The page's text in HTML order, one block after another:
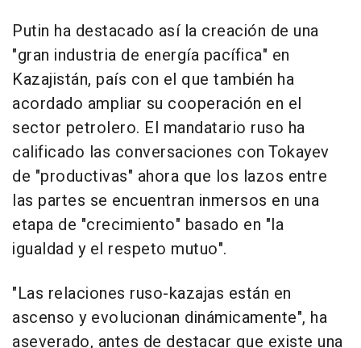
Putin ha destacado así la creación de una
"gran industria de energía pacífica" en
Kazajistán, país con el que también ha
acordado ampliar su cooperación en el
sector petrolero. El mandatario ruso ha
calificado las conversaciones con Tokayev
de "productivas" ahora que los lazos entre
las partes se encuentran inmersos en una
etapa de "crecimiento" basado en "la
igualdad y el respeto mutuo".
"Las relaciones ruso-kazajas están en
ascenso y evolucionan dinámicamente", ha
aseverado, antes de destacar que existe una